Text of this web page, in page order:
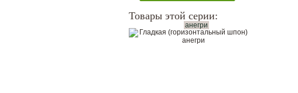
Товары этой серии:
анегри